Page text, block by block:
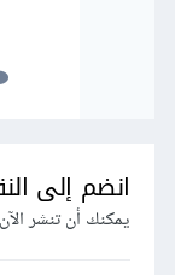
انضم إلى
يمكنك أن تنشر